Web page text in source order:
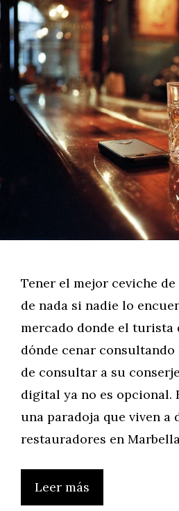
Tener el mejor ceviche
de nada si nadie lo
mercado donde el turista
dónde cenar consultando
de consultar a su
digital ya no es opcional.
una paradoja que viven a
restauradores en
Leer más